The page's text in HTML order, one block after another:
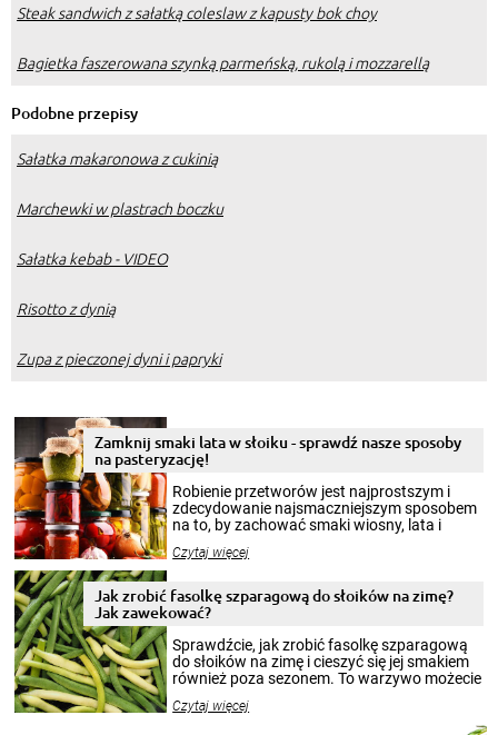
Steak sandwich z sałatką coleslaw z kapusty bok choy
Bagietka faszerowana szynką parmeńską, rukolą i mozzarellą
Podobne przepisy
Sałatka makaronowa z cukinią
Marchewki w plastrach boczku
Sałatka kebab - VIDEO
Risotto z dynią
Zupa z pieczonej dyni i papryki
Zamknij smaki lata w słoiku - sprawdź nasze sposoby
na pasteryzację!
Robienie przetworów jest najprostszym i
zdecydowanie najsmaczniejszym sposobem
na to, by zachować smaki wiosny, lata i
krajobrazów, by cieszyć nimi oko w sezonie
pełni poczuć atmosferę cieplejszych
miesięcy. Przygotowanie słoików ze
patenty, które pozwolą zachować świeżość
przetworów.
Czytaj więcej
Jak zrobić fasolkę szparagową do słoików na zimę?
Jak zawekować?
Sprawdźcie, jak zrobić fasolkę szparagową
do słoików na zimę i cieszyć się jej smakiem
również poza sezonem. To warzywo możecie
nasze propozycje!
Czytaj więcej